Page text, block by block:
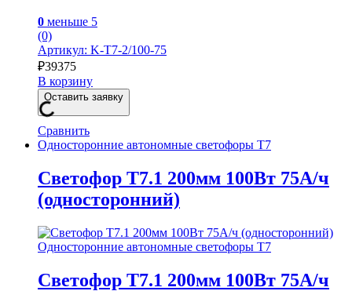
0 меньше 5
(0)
Артикул: K-T7-2/100-75
₽39375
В корзину
Оставить заявку
Сравнить
Односторонние автономные светофоры Т7
Светофор Т7.1 200мм 100Вт 75А/ч
(односторонний)
Односторонние автономные светофоры Т7
Светофор Т7.1 200мм 100Вт 75А/ч